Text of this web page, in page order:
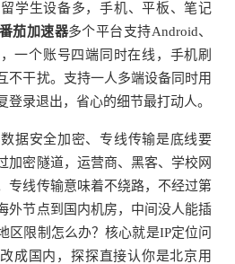
学生设备多，手机、平板、笔记
番茄加速器多个平台支持Android、
一个账号四端同时在线，手机刷
不干扰。支持一人多端设备同时用
登录退出，省心的细节最打动人。
据安全加密、专线传输是底线要
加密隧道，运营商、黑客、学校网
专线传输意味着不绕路，不经过第
外节点到国内机房，中间没人能插
区限制怎么办？核心就是IP定位问
成国内，探探直接认你是北京用